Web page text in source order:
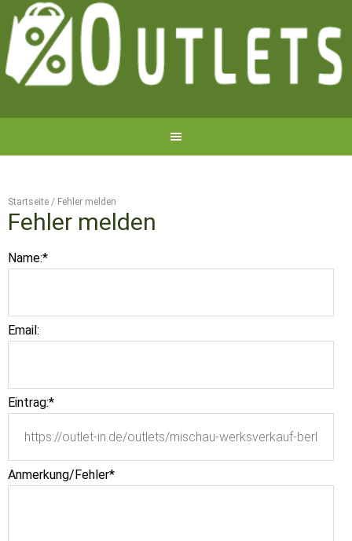
Startseite / Fehler melden
Fehler melden
Name:*
Email:
Eintrag:*
Anmerkung/Fehler*